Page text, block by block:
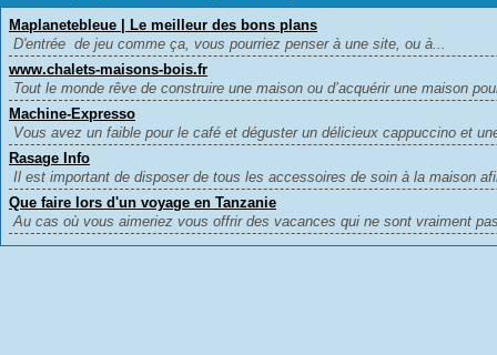
Maplanetebleue | Le meilleur des bons plans
D'entrée de jeu comme ça, vous pourriez penser à une site, ou à...
www.chalets-maisons-bois.fr
Tout le monde rêve de construire une maison ou d’acquérir une maison
Machine-Expresso
Vous avez un faible pour le café et déguster un délicieux cappuccino et
Rasage Info
Il est important de disposer de tous les accessoires de soin à la maison
Que faire lors d'un voyage en Tanzanie
Au cas où vous aimeriez vous offrir des vacances qui ne sont vraiment